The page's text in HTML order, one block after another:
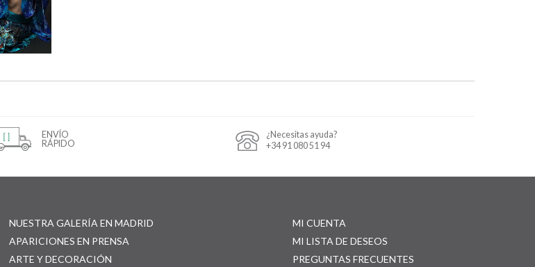
ENVÍO
RÁPIDO
¿Necesitas ayuda?
+34 91 080 51 94
NUESTRA GALERÍA EN MADRID
APARICIONES EN PRENSA
ARTE Y DECORACIÓN
MI CUENTA
MI LISTA DE DESEOS
PREGUNTAS FRECUENTES